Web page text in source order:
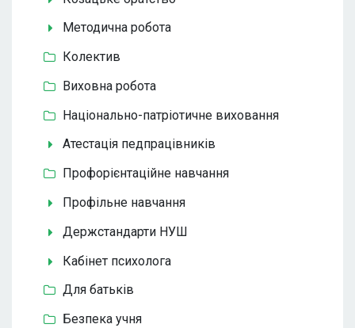
Методична робота
Колектив
Виховна робота
Національно-патріотичне виховання
Атестація педпрацівників
Профорієнтаційне навчання
Профільне навчання
Держстандарти НУШ
Кабінет психолога
Для батьків
Безпека учня